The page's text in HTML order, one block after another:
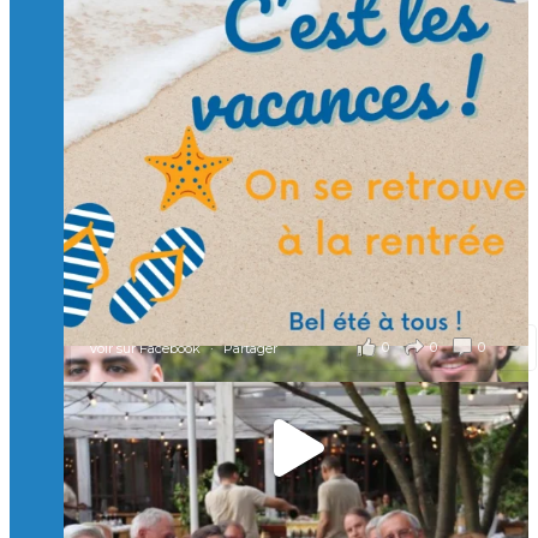
Charger plus Suivre sur Instagram
🙏 Soutenez l’Isep via la taxe d’apprentissage 2026
et contribuons ensemble à former les générations
d’ingénieurs de demain. 🙏
Merci à tous !
🎯 Taxe d’apprentissage 2026 : avec l'Isep, investissez pour
un numérique au service de l'humain !
À l’Isep, nous formons des ingénieurs, des bachelors, des
Mastères Spécialisés, qui allient excellence technologique et
valeurs humaines, au cœur de notre pro
...Voir plus
il y a 2 mois
0 0 0
Voir sur Facebook · Partager
🚀Afterwork à Genève 🚀
🥳 Le 22 avril dernier, 14 Alumni vivant / travaillant
en Suisse ont partagé un moment convivial de
retrouvailles et d'échanges !